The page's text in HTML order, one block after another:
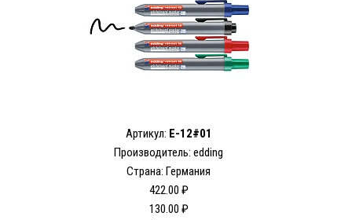
Артикул: E-12#01
Производитель: edding
Страна: Германия
422.00 ₽
130.00 ₽